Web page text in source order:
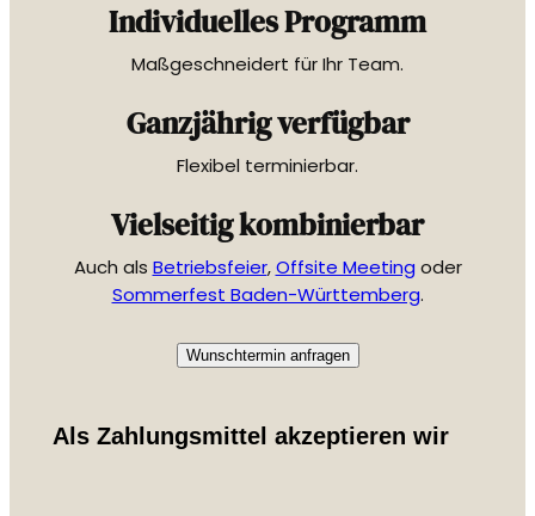
Individuelles Programm
Maßgeschneidert für Ihr Team.
Ganzjährig verfügbar
Flexibel terminierbar.
Vielseitig kombinierbar
Auch als Betriebsfeier,Offsite Meeting oder
Sommerfest Baden-Württemberg.
Wunschtermin anfragen
Als Zahlungsmittel akzeptieren wir